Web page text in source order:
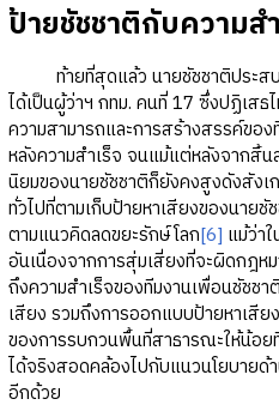
ป้ายชัชชาติกับความส
ท้ายที่สุดแล้ว นายชัชชาติประสบ
ได้เป็นผู้ว่าฯ กทม. คนที่ 17 ซึ่งปฏิเสธ
ความสามารถและการสร้างสรรค์ขอ
หลังความสำเร็จ จนแม้แต่หลังจากสิ้
นิยมของนายชัชชาติก็ยังคงสูงดังสังเ
ทั่วไปที่ตามเก็บป้ายหาเสียงของนายชั
ตามแนวคิดลดขยะรักษ์โลก[6] แม้ว่า
อันเนื่องจากการสุ่มเสี่ยงที่จะผิดกฎห
ถึงความสำเร็จของทีมงานเพื่อนชัชช
เสียง รวมถึงการออกแบบป้ายหาเสี
ของการรบกวนพื้นที่สาธารณะให้น้อย
ได้จริงสอดคล้องไปกับแนวนโยบายด้
อีกด้วย